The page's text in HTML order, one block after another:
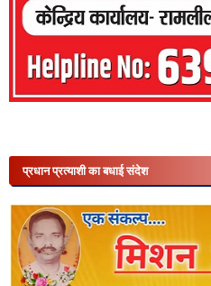
प्रधान प्रत्याशी का बधाई संदेश